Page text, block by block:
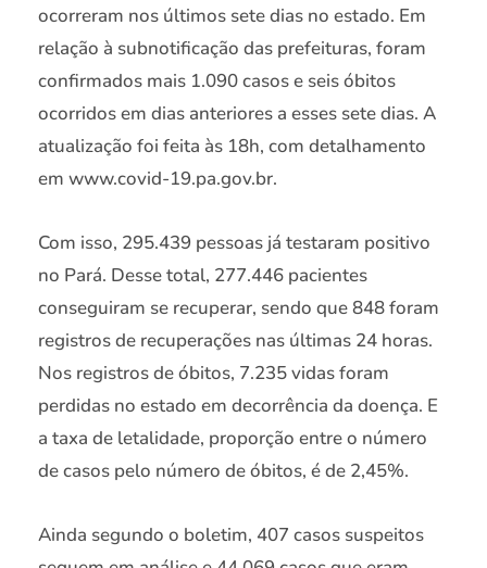
ocorreram nos últimos sete dias no estado. Em
relação à subnotificação das prefeituras, foram
confirmados mais 1.090 casos e seis óbitos
ocorridos em dias anteriores a esses sete dias. A
atualização foi feita às 18h, com detalhamento
em www.covid-19.pa.gov.br.
Com isso, 295.439 pessoas já testaram positivo
no Pará. Desse total, 277.446 pacientes
conseguiram se recuperar, sendo que 848 foram
registros de recuperações nas últimas 24 horas.
Nos registros de óbitos, 7.235 vidas foram
perdidas no estado em decorrência da doença. E
a taxa de letalidade, proporção entre o número
de casos pelo número de óbitos, é de 2,45%.
Ainda segundo o boletim, 407 casos suspeitos